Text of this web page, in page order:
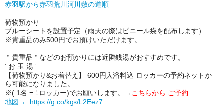
赤羽駅から赤羽荒川河川敷の道順
荷物預かり
ブルーシートを設置予定（雨天の際はビニール袋を配布します）
※貴重品のみ500円でお預けいただけます。
＂貴重品＂などのお預かりには近隣銭湯がおすすめです。
‘ お 玉 湯 ‘
【荷物預かり&お着替え】 600円入浴料込 ロッカーの予約ネットか
ら可能になりました。
※( 1名 = 1ロッカー)でお願いします。→ こちらから ご予約
地図→ https://g.co/kgs/L2Eez7